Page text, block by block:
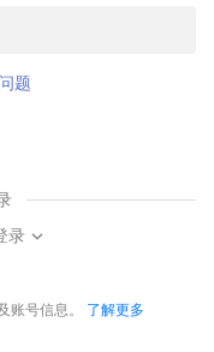
题
录
号信息。 了解更多